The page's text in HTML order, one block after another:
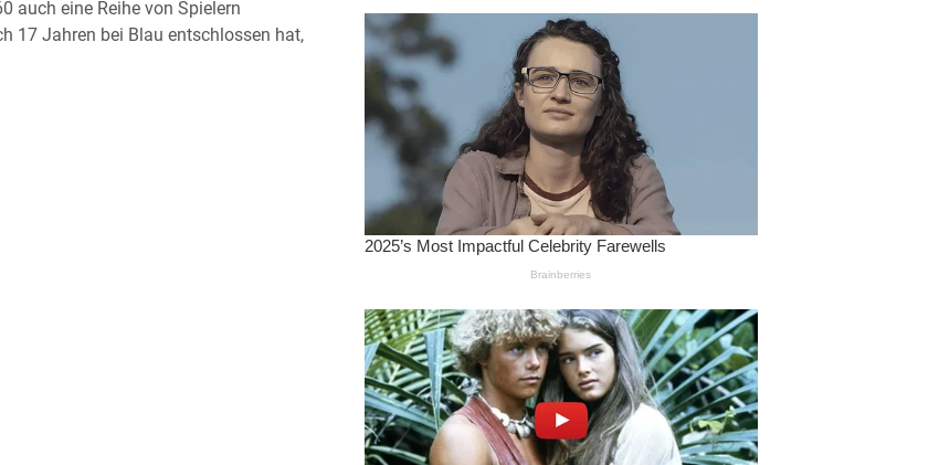
auch eine Reihe von Spielern
17 Jahren bei Blau entschlossen hat,